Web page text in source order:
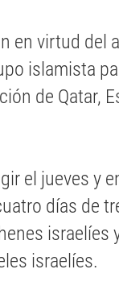
en virtud del
islamista
de Qatar,
el jueves y
días de
israelíes
israelíes.